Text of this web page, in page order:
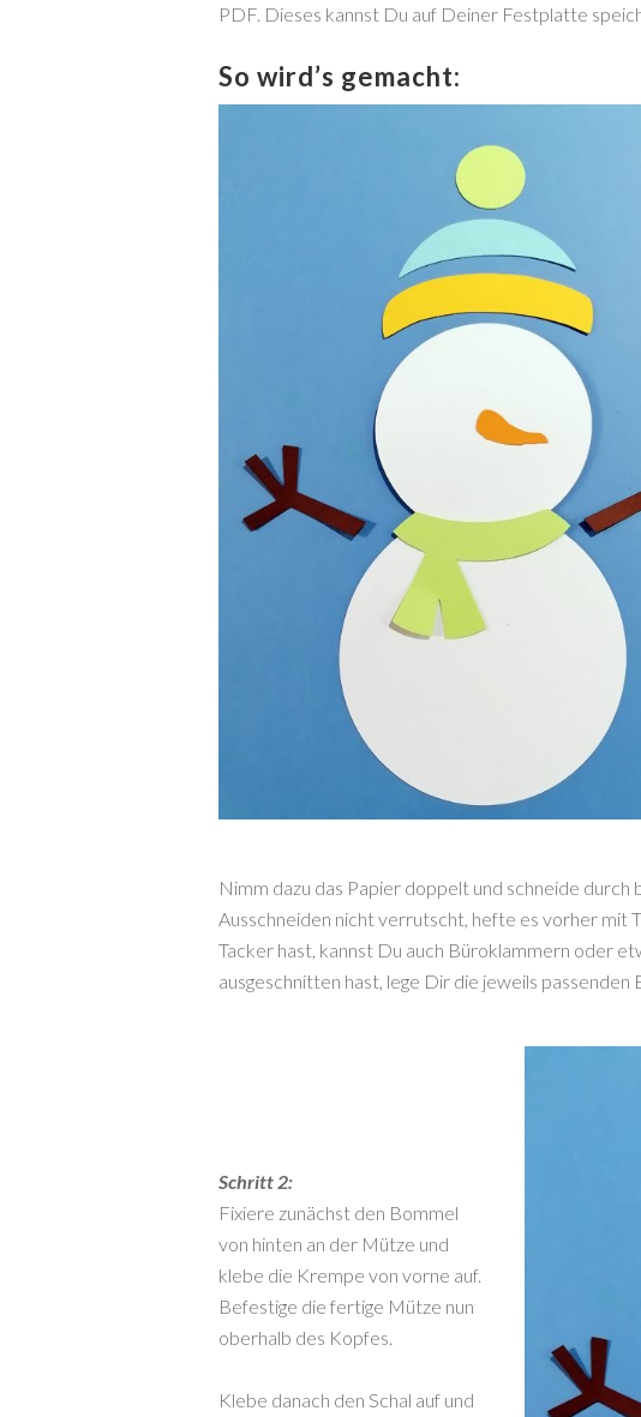
PDF. Dieses kannst Du auf Deiner Festplatte
So wird’s gemacht:
Nimm dazu das Papier doppelt und schneide
Ausschneiden nicht verrutscht, hefte es vorher mit
Tacker hast, kannst Du auch Büroklammern oder
ausgeschnitten hast, lege Dir die jeweils passenden
Schritt 2:
Fixiere zunächst den Bommel
von hinten an der Mütze und
klebe die Krempe von vorne auf.
Befestige die fertige Mütze nun
oberhalb des Kopfes.
Klebe danach den Schal auf und